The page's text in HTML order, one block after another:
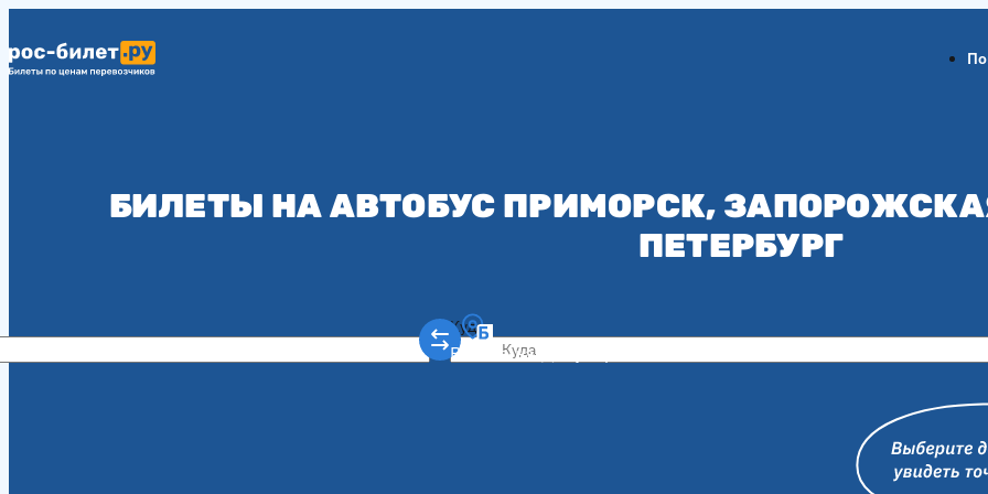
БИЛЕТЫ НА АВТОБУС ПРИМОРСК,
ПЕТЕРБУРГ
Куда
Ростов-на-Дону